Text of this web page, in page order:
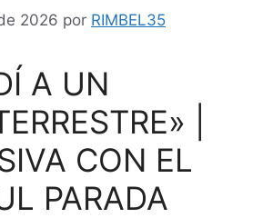
2026 por RIMBEL35
A UN
|
CON EL
PARADA